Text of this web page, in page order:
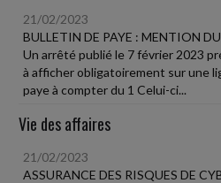
21/02/2023
BULLETIN DE PAYE : MENTION
Un arrêté publié le 7 février 2023
à afficher obligatoirement sur une
paye à compter du 1 Celui-ci...
Vie des affaires
21/02/2023
ASSURANCE DES RISQUES DE